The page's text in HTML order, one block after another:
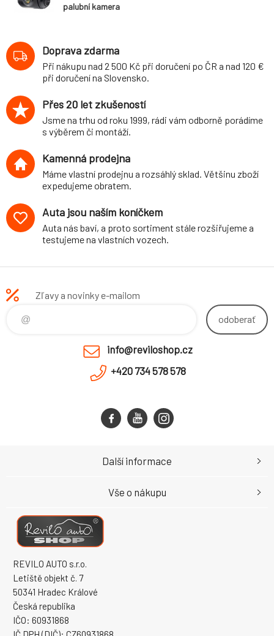
palubní kamera
Doprava zdarma
Při nákupu nad 2 500 Kč při doručení po ČR a nad 120 €
při doručení na Slovensko.
Přes 20 let zkušeností
Jsme na trhu od roku 1999, rádi vám odborně porádíme
s výběrem či montáží.
Kamenná prodejna
Máme vlastní prodejnu a rozsáhlý sklad. Většinu zboží
expedujeme obratem.
Auta jsou naším koníčkem
Auta nás baví, a proto sortiment stále rozšiřujeme a
testujeme na vlastních vozech.
Zľavy a novinky e-mailom
odoberať
info@reviloshop.cz
+420 734 578 578
REVILO AUTO s.r.o.
Letiště objekt č. 7
50341 Hradec Králové
Česká republika
IČO: 60931868
Další informace
Vše o nákupu